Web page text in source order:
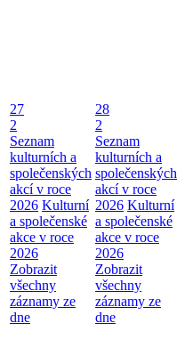
27
2
Seznam
kulturních a
společenských
akcí v roce
2026 Kulturní
a společenské
akce v roce
2026
Zobrazit
všechny
záznamy ze
dne
28
2
Seznam
kulturních a
společenských
akcí v roce
2026 Kulturní
a společenské
akce v roce
2026
Zobrazit
všechny
záznamy ze
dne